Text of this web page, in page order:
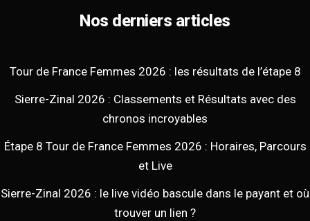
Nos derniers articles
Tour de France Femmes 2026 : les résultats de l’étape 8
Sierre-Zinal 2026 : Classements et Résultats avec des
chronos incroyables
Étape 8 Tour de France Femmes 2026 : Horaires, Parcours
et Live
Sierre-Zinal 2026 : le live vidéo bascule dans le payant et où
trouver un lien ?